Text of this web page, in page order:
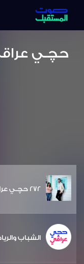
حچـي
272 حچـي عراقي
الشباب